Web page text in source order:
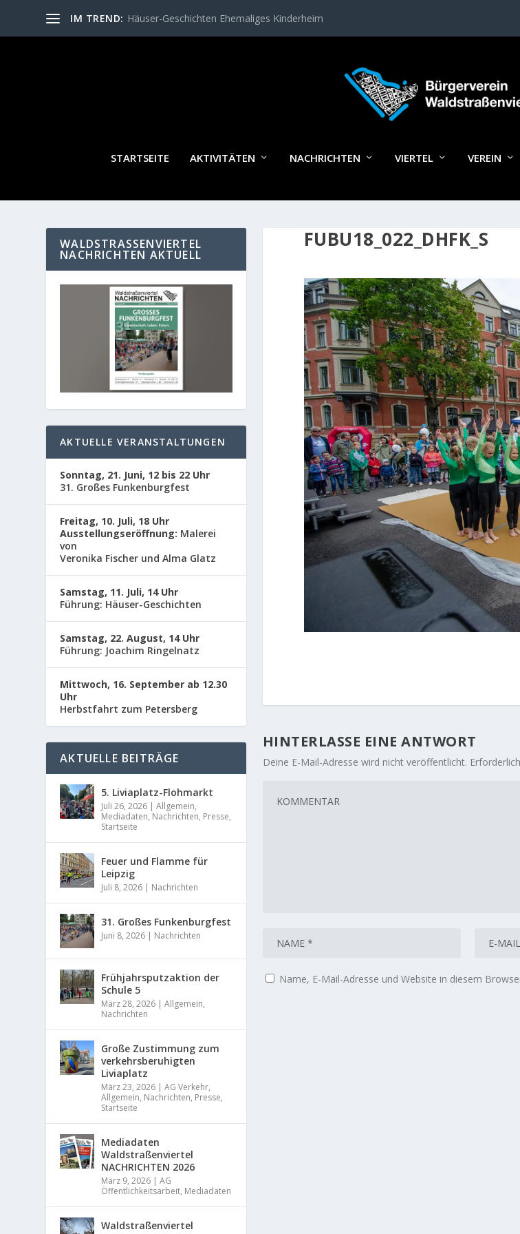
IM TREND: Häuser-Geschichten Ehemaliges Kinderheim
STARTSEITE AKTIVITÄTEN NACHRICHTEN VIERTEL VEREIN
FUBU18_022_DHFK_S
HINTERLASSE EINE ANTWORT
Deine E-Mail-Adresse wird nicht veröffentlicht.
Name, E-Mail-Adresse und Website in diesem
WALDSTRASSENVIERTEL N
ACHRICHTEN AKTUELL
AKTUELLE VERANSTALTUNGEN
Sonntag, 21. Juni, 12 bis 22 Uhr
31. Großes Funkenburgfest
Freitag, 10. Juli, 18 Uhr
Ausstellungseröffnung: Malerei
von
Veronika Fischer und Alma Glatz
Samstag, 11. Juli, 14 Uhr
Führung: Häuser-Geschichten
Samstag, 22. August, 14 Uhr
Führung: Joachim Ringelnatz
Mittwoch, 16. September ab 12.30
Uhr
Herbstfahrt zum Petersberg
AKTUELLE BEITRÄGE
5. Liviaplatz-Flohmarkt
Juli 26, 2026 |Allgemein,
Mediadaten, Nachrichten, Presse,
Startseite
Feuer und Flamme für
Leipzig
Juli 8, 2026 | Nachrichten
31. Großes Funkenburgfest
Juni 8, 2026 | Nachrichten
Frühjahrsputzaktion der
Schule 5
März 28, 2026 |Allgemein,
Nachrichten
Große Zustimmung zum
verkehrsberuhigten
Liviaplatz
März 23, 2026 |AG Verkehr,
Allgemein, Nachrichten, Presse,
Startseite
Mediadaten
Waldstraßenviertel
NACHRICHTEN 2026
März 9, 2026 |AG
Öffentlichkeitsarbeit, Mediadaten
Waldstraßenviertel